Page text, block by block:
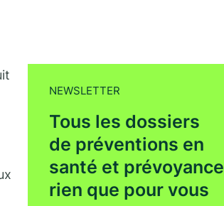
NEWSLETTER
Tous les dossiers
de préventions en
santé et prévoyance
rien que pour vous